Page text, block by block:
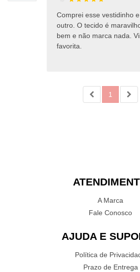
Comprei esse vestidinho
outro. O tecido é
bem e não marca nada.
favorita.
1
A Marca
Fale Conosco
AJUDA E
Política de
Prazo de Entrega